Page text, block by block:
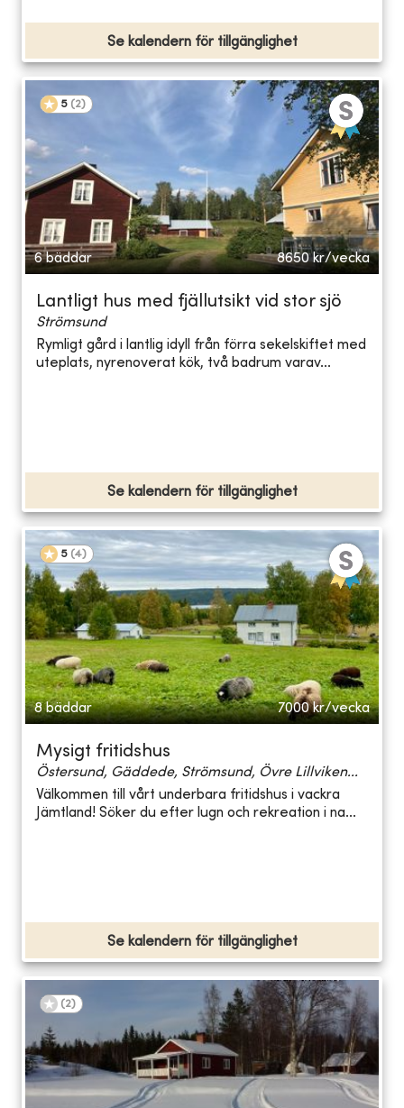
Se kalendern för tillgänglighet
5 (2)
6 bäddar 8650 kr/vecka
Lantligt hus med fjällutsikt vid stor sjö
Strömsund
Rymligt gård i lantlig idyll från förra sekelskiftet med
uteplats, nyrenoverat kök, två badrum varav...
Se kalendern för tillgänglighet
5 (4)
8 bäddar 7000 kr/vecka
Mysigt fritidshus
Östersund, Gäddede, Strömsund, Övre Lillviken...
Välkommen till vårt underbara fritidshus i vackra
Jämtland! Söker du efter lugn och rekreation i na...
Se kalendern för tillgänglighet
(2)